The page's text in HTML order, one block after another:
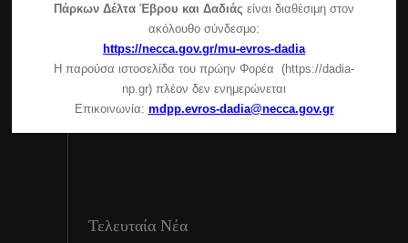
Τελευταία Νέα
Πάρκων Δέλτα Έβρου και Δαδιάς είναι διαθέσιμη στον
ακόλουθο σύνδεσμο:
https://necca.gov.gr/mu-evros-dadia
Η παρούσα ιστοσελίδα του πρώην Φορέα (https://dadia-
np.gr) πλέον δεν ενημερώνεται
Επικοινωνία: mdpp.evros-dadia@necca.gov.gr